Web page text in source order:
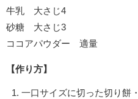
牛乳 大さじ4
砂糖 大さじ3
ココアパウダー 適量
【作り方】
一口サイズに切った切り餅